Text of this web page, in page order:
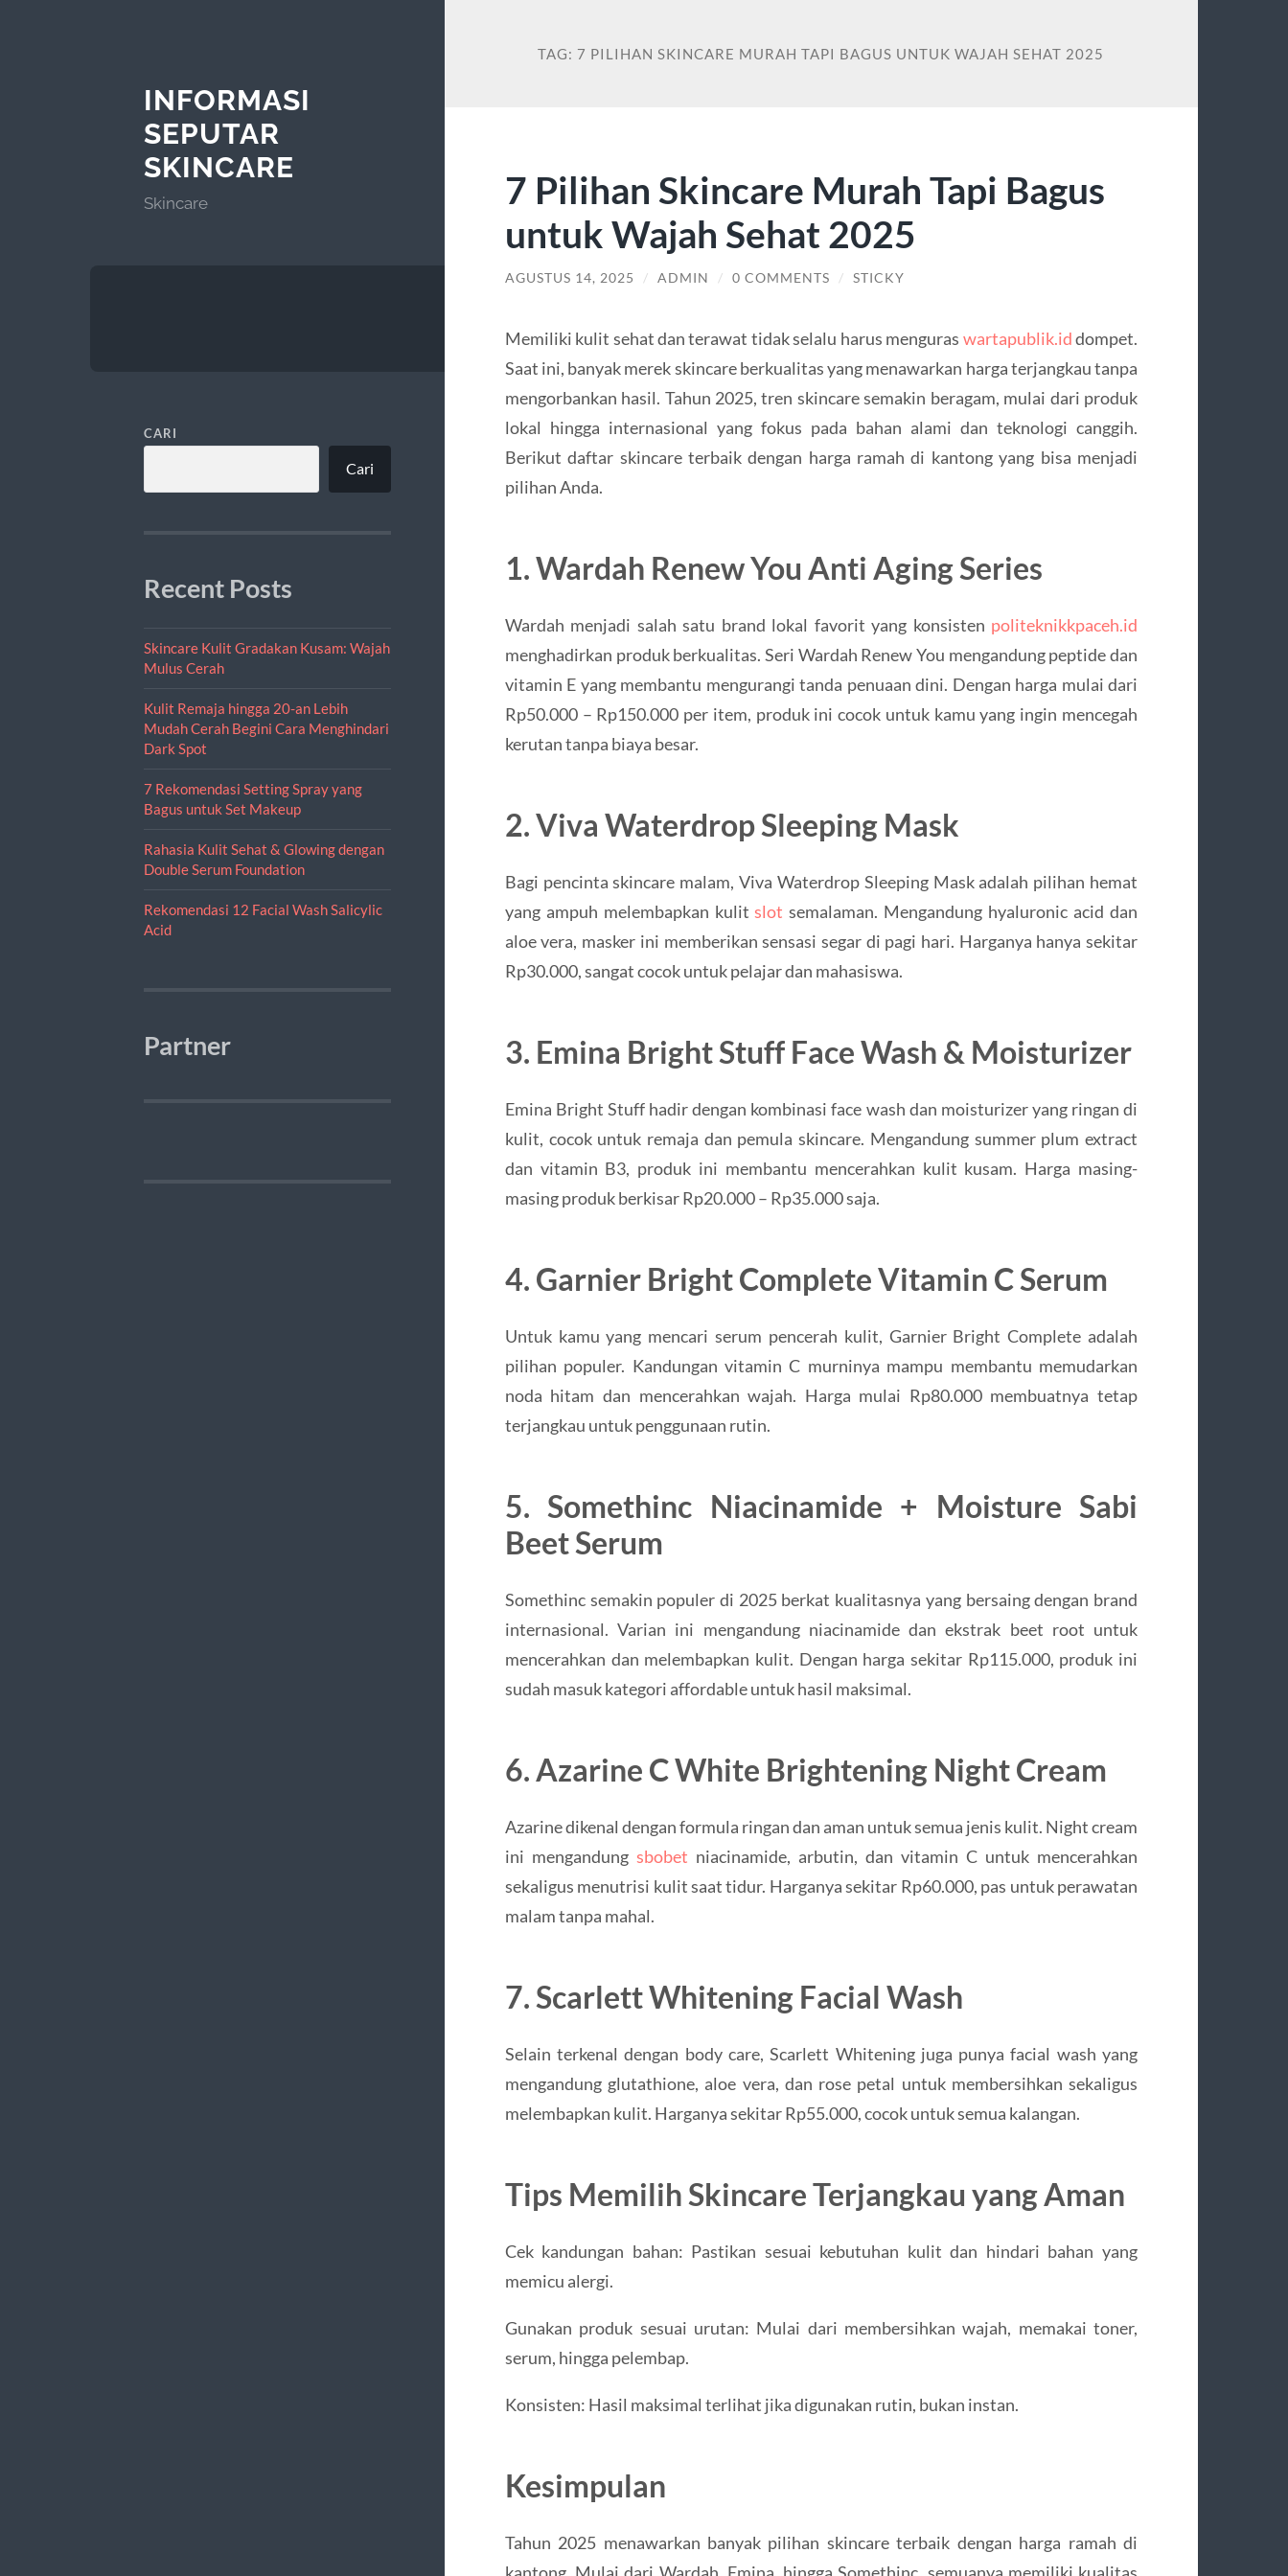
INFORMASI
SEPUTAR
SKINCARE
Skincare
CARI
Cari
Recent Posts
Skincare Kulit Gradakan Kusam: Wajah
Mulus Cerah
Kulit Remaja hingga 20-an Lebih
Mudah Cerah Begini Cara Menghindari
Dark Spot
7 Rekomendasi Setting Spray yang
Bagus untuk Set Makeup
Rahasia Kulit Sehat & Glowing dengan
Double Serum Foundation
Rekomendasi 12 Facial Wash Salicylic
Acid
Partner
TAG: 7 PILIHAN SKINCARE MURAH TAPI BAGUS UNTUK WAJAH SEHAT 2025
7 Pilihan Skincare Murah Tapi Bagus
untuk Wajah Sehat 2025
AGUSTUS 14, 2025 / ADMIN / 0 COMMENTS / STICKY
Memiliki kulit sehat dan terawat tidak selalu harus menguras wartapublik.iddompet.
Saat ini, banyak merek skincare berkualitas yang menawarkan harga terjangkau tanpa
mengorbankan hasil. Tahun 2025, tren skincare semakin beragam, mulai dari produk
lokal hingga internasional yang fokus pada bahan alami dan teknologi canggih.
Berikut daftar skincare terbaik dengan harga ramah di kantong yang bisa menjadi
pilihan Anda.
1. Wardah Renew You Anti Aging Series
Wardah menjadi salah satu brand lokal favorit yang konsisten politeknikkpaceh.id
menghadirkan produk berkualitas. Seri Wardah Renew You mengandung peptide dan
vitamin E yang membantu mengurangi tanda penuaan dini. Dengan harga mulai dari
Rp50.000 – Rp150.000 per item, produk ini cocok untuk kamu yang ingin mencegah
kerutan tanpa biaya besar.
2. Viva Waterdrop Sleeping Mask
Bagi pencinta skincare malam, Viva Waterdrop Sleeping Mask adalah pilihan hemat
yang ampuh melembapkan kulitslot semalaman. Mengandung hyaluronic acid dan
aloe vera, masker ini memberikan sensasi segar di pagi hari. Harganya hanya sekitar
Rp30.000, sangat cocok untuk pelajar dan mahasiswa.
3. Emina Bright Stuff Face Wash & Moisturizer
Emina Bright Stuff hadir dengan kombinasi face wash dan moisturizer yang ringan di
kulit, cocok untuk remaja dan pemula skincare. Mengandung summer plum extract
dan vitamin B3, produk ini membantu mencerahkan kulit kusam. Harga masing-
masing produk berkisar Rp20.000 – Rp35.000 saja.
4. Garnier Bright Complete Vitamin C Serum
Untuk kamu yang mencari serum pencerah kulit, Garnier Bright Complete adalah
pilihan populer. Kandungan vitamin C murninya mampu membantu memudarkan
noda hitam dan mencerahkan wajah. Harga mulai Rp80.000 membuatnya tetap
terjangkau untuk penggunaan rutin.
5. Somethinc Niacinamide + Moisture Sabi
Beet Serum
Somethinc semakin populer di 2025 berkat kualitasnya yang bersaing dengan brand
internasional. Varian ini mengandung niacinamide dan ekstrak beet root untuk
mencerahkan dan melembapkan kulit. Dengan harga sekitar Rp115.000, produk ini
sudah masuk kategori affordable untuk hasil maksimal.
6. Azarine C White Brightening Night Cream
Azarine dikenal dengan formula ringan dan aman untuk semua jenis kulit. Night cream
ini mengandung sbobet niacinamide, arbutin, dan vitamin C untuk mencerahkan
sekaligus menutrisi kulit saat tidur. Harganya sekitar Rp60.000, pas untuk perawatan
malam tanpa mahal.
7. Scarlett Whitening Facial Wash
Selain terkenal dengan body care, Scarlett Whitening juga punya facial wash yang
mengandung glutathione, aloe vera, dan rose petal untuk membersihkan sekaligus
melembapkan kulit. Harganya sekitar Rp55.000, cocok untuk semua kalangan.
Tips Memilih Skincare Terjangkau yang Aman
Cek kandungan bahan: Pastikan sesuai kebutuhan kulit dan hindari bahan yang
memicu alergi.
Gunakan produk sesuai urutan: Mulai dari membersihkan wajah, memakai toner,
serum, hingga pelembap.
Konsisten: Hasil maksimal terlihat jika digunakan rutin, bukan instan.
Kesimpulan
Tahun 2025 menawarkan banyak pilihan skincare terbaik dengan harga ramah di